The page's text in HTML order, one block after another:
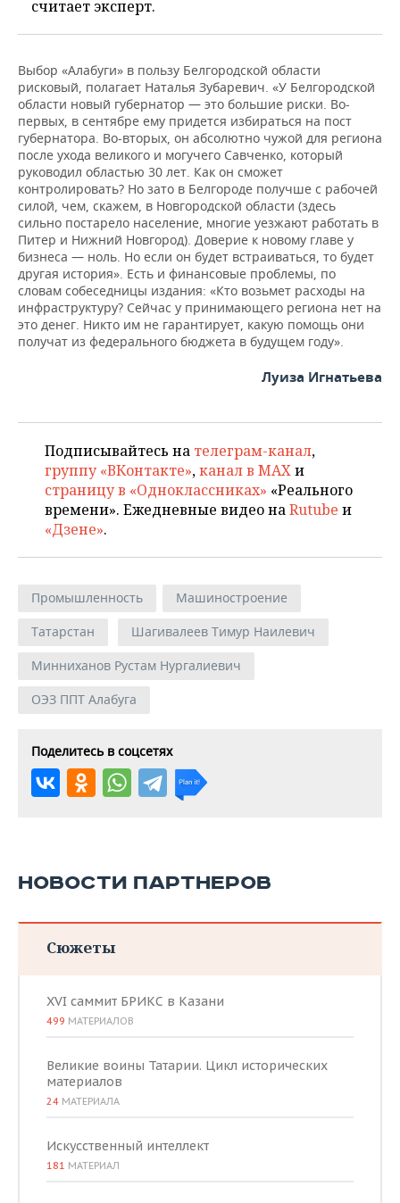
считает эксперт.
Выбор «Алабуги» в пользу Белгородской области
рисковый, полагает Наталья Зубаревич. «У Белгородской
области новый губернатор — это большие риски. Во-
первых, в сентябре ему придется избираться на пост
губернатора. Во-вторых, он абсолютно чужой для региона
после ухода великого и могучего Савченко, который
руководил областью 30 лет. Как он сможет
контролировать? Но зато в Белгороде получше с рабочей
силой, чем, скажем, в Новгородской области (здесь
сильно постарело население, многие уезжают работать в
Питер и Нижний Новгород). Доверие к новому главе у
бизнеса — ноль. Но если он будет встраиваться, то будет
другая история». Есть и финансовые проблемы, по
словам собеседницы издания: «Кто возьмет расходы на
инфраструктуру? Сейчас у принимающего региона нет на
это денег. Никто им не гарантирует, какую помощь они
получат из федерального бюджета в будущем году».
Луиза Игнатьева
Подписывайтесь на телеграм-канал,
группу «ВКонтакте»,канал в MAXи
страницу в «Одноклассниках» «Реального
времени». Ежедневные видео наRutube и
«Дзене».
Промышленность
Машиностроение
Татарстан
Шагивалеев Тимур Наилевич
Минниханов Рустам Нургалиевич
ОЭЗ ППТ Алабуга
Поделитесь в соцсетях
НОВОСТИ ПАРТНЕРОВ
Сюжеты
XVI саммит БРИКС в Казани
499 МАТЕРИАЛОВ
Великие воины Татарии. Цикл исторических
материалов
24 МАТЕРИАЛА
Искусственный интеллект
181 МАТЕРИАЛ